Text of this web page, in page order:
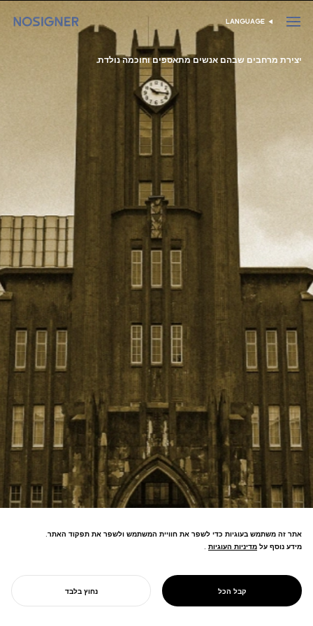
דף הבית בחר שפה
LANGUAGE
יצירת מרחבים שבהם אנשים מתאספים וחוכמה נולדת.
DESIGN FOR
COMMUNITY
טיפוח מרחבים שבהם אינטליגנציה
קולקטיבית מניעה חדשנות.
אתר זה משתמש בעוגיות כדי לשפר את חוויית המשתמש ולשפר את תפקוד האתר.
מידע נוסף על מדיניות העוגיות
מדיניות העוגיות .
קבל הכל נחוץ בלבד